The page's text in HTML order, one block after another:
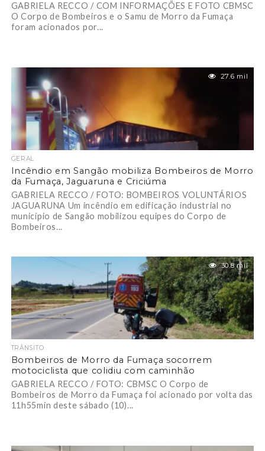
GABRIELA RECCO / COM INFORMAÇÕES E FOTO CBMSC
O Corpo de Bombeiros e o Samu de Morro da Fumaça
foram acionados por...
27.6 mil
GERAL
Incêndio em Sangão mobiliza Bombeiros de Morro
da Fumaça, Jaguaruna e Criciúma
GABRIELA RECCO / FOTO: BOMBEIROS VOLUNTÁRIOS
JAGUARUNA Um incêndio em edificação industrial no
município de Sangão mobilizou equipes do Corpo de
Bombeiros...
30.8 mil
TRÂNSITO
Bombeiros de Morro da Fumaça socorrem
motociclista que colidiu com caminhão
GABRIELA RECCO / FOTO: CBMSC O Corpo de
Bombeiros de Morro da Fumaça foi acionado por volta das
11h55min deste sábado (10)...